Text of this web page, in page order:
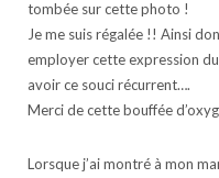
tombée sur cette photo !
Je me suis régalée !! Ainsi
employer cette expression
avoir ce souci récurrent….
Merci de cette bouffée
Lorsque j’ai montré à mon